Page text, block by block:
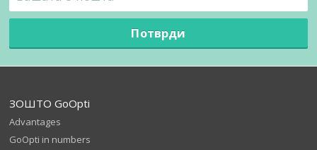
Потврди
ЗОШТО GoOpti
Advantages
GoOpti in numbers